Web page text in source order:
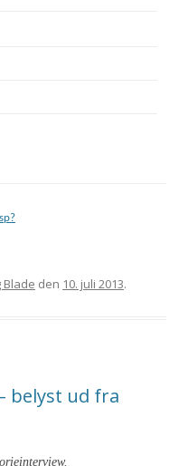
Blade den 10. juli 2013.
belyst ud fra